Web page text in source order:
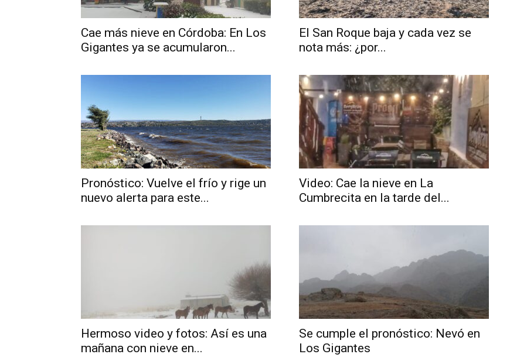
Cae más nieve en Córdoba: En Los
Gigantes ya se acumularon...
El San Roque baja y cada vez se
nota más: ¿por...
Pronóstico: Vuelve el frío y rige un
nuevo alerta para este...
Video: Cae la nieve en La
Cumbrecita en la tarde del...
Hermoso video y fotos: Así es una
mañana con nieve en...
Se cumple el pronóstico: Nevó en
Los Gigantes